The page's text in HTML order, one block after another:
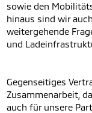
sowie den
hinaus sind wir
weitergehende
und
Gegenseitiges
Zusammenarbeit,
auch für unsere